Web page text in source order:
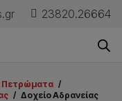
23820.26664
Πετρώματα /
/ Δοχείο Αδρανείας